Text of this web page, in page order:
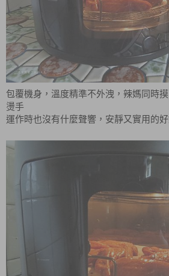
包覆機身，溫度精準不外洩，辣媽同時
燙手
運作時也沒有什麼聲響，安靜又實用的好